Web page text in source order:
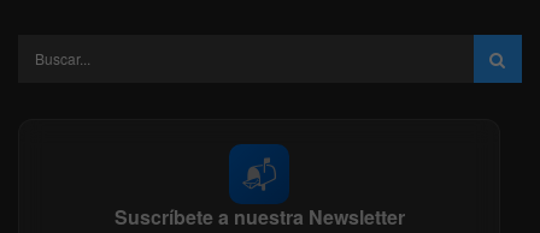
📬
Suscríbete a nuestra Newsletter